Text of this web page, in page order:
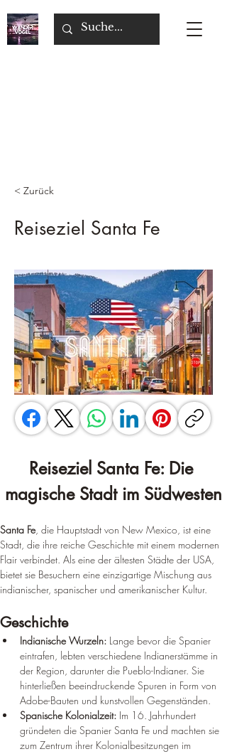
< Zurück
Reiseziel Santa Fe
Reiseziel Santa Fe: Die
magische Stadt im Südwesten
Santa Fe, die Hauptstadt von New Mexico, ist eine
Stadt, die ihre reiche Geschichte mit einem modernen
Flair verbindet. Als eine der ältesten Städte der USA,
bietet sie Besuchern eine einzigartige Mischung aus
indianischer, spanischer und amerikanischer Kultur.
Geschichte
Indianische Wurzeln: Lange bevor die Spanier
eintrafen, lebten verschiedene Indianerstämme in
der Region, darunter die Pueblo-Indianer. Sie
hinterließen beeindruckende Spuren in Form von
Adobe-Bauten und kunstvollen Gegenständen.
Spanische Kolonialzeit: Im 16. Jahrhundert
gründeten die Spanier Santa Fe und machten sie
zum Zentrum ihrer Kolonialbesitzungen im